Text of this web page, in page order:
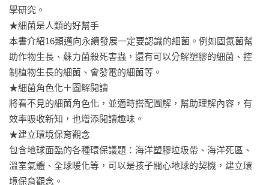
學研究。
★細菌是人類的好幫手
本書介紹16類邁向永續發展一定要認識的細菌。例如固氮菌幫
助作物生長、蘇力菌殺死害蟲，還有可以分解塑膠的細菌、控
制植物生長的細菌、會發電的細菌等。
★細菌角色化＋圖解閱讀
將看不見的細菌角色化，並適時搭配圖解，幫助理解內容，有
效率吸收新知，也增添閱讀趣味。
★建立環境保育觀念
包含地球面臨的各種環保議題：海洋塑膠垃圾帶、海洋死區、
溫室氣體、全球暖化等，可以是孩子關心地球的契機，建立環
境保育觀念。